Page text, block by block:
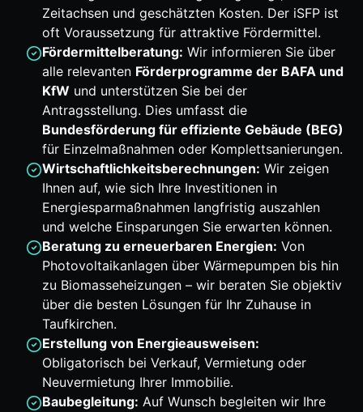
Zeitachsen und geschätzten Kosten. Der iSFP ist
oft Voraussetzung für attraktive Fördermittel.
Fördermittelberatung: Wir informieren Sie über
alle relevanten Förderprogramme der BAFA und
KfW und unterstützen Sie bei der
Antragsstellung. Dies umfasst die
Bundesförderung für effiziente Gebäude (BEG)
für Einzelmaßnahmen oder Komplettsanierungen.
Wirtschaftlichkeitsberechnungen: Wir zeigen
Ihnen auf, wie sich Ihre Investitionen in
Energiesparmaßnahmen langfristig auszahlen
und welche Einsparungen Sie erwarten können.
Beratung zu erneuerbaren Energien: Von
Photovoltaikanlagen über Wärmepumpen bis hin
zu Biomasseheizungen – wir beraten Sie objektiv
über die besten Lösungen für Ihr Zuhause in
Taufkirchen.
Erstellung von Energieausweisen:
Obligatorisch bei Verkauf, Vermietung oder
Neuvermietung Ihrer Immobilie.
Baubegleitung: Auf Wunsch begleiten wir Ihre